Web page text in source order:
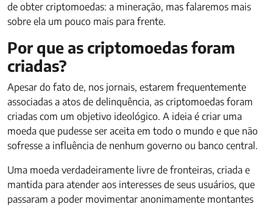
de obter criptomoedas: a mineração, mas falaremos mais
sobre ela um pouco mais para frente.
Por que as criptomoedas foram
criadas?
Apesar do fato de, nos jornais, estarem frequentemente
associadas a atos de delinquência, as criptomoedas foram
criadas com um objetivo ideológico. A ideia é criar uma
moeda que pudesse ser aceita em todo o mundo e que não
sofresse a influência de nenhum governo ou banco central.
Uma moeda verdadeiramente livre de fronteiras, criada e
mantida para atender aos interesses de seus usuários, que
passaram a poder movimentar anonimamente montantes